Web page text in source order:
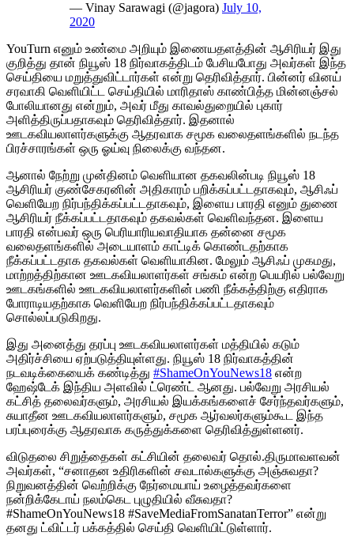
— Vinay Sarawagi (@jagora) July 10,
2020
YouTurn எனும் உண்மை அறியும் இணையதளத்தின் ஆசிரியர் இது
குறித்து தான் நியூஸ் 18 நிர்வாகத்திடம் பேசியபோது அவர்கள் இந்த
செய்தியை மறுத்துவிட்டார்கள் என்று தெரிவித்தார். பின்னர் வினய்
சரவாகி வெளியிட்ட செய்தியில் மாரிதாஸ் காண்பித்த மின்னஞ்சல்
போலியானது என்றும், அவர் மீது காவல்துறையில் புகார்
அளித்திருப்பதாகவும் தெரிவித்தார். இதனால்
ஊடகவியலாளர்களுக்கு ஆதரவாக சமூக வலைதளங்களில் நடந்த
பிரச்சாரங்கள் ஒரு ஓய்வு நிலைக்கு வந்தன.
ஆனால் நேற்று முன்தினம் வெளியான தகவலின்படி நியூஸ் 18
ஆசிரியர் குண்சேகரனின் அதிகாரம் பறிக்கப்பட்டதாகவும், ஆசிஃப்
வெளியேற நிர்பந்திக்கப்பட்டதாகவும், இளைய பாரதி எனும் துணை
ஆசிரியர் நீக்கப்பட்டதாகவும் தகவல்கள் வெளிவந்தன. இளைய
பாரதி என்பவர் ஒரு பெரியாரியவாதியாக தன்னை சமூக
வலைதளங்களில் அடையாளம் காட்டிக் கொண்டதற்காக
நீக்கப்பட்டதாக தகவல்கள் வெளியாகின. மேலும் ஆசிஃப் முகமது,
மாற்றத்திற்கான ஊடகவியலாளர்கள் சங்கம் என்ற பெயரில் பல்வேறு
ஊடகங்களில் ஊடகவியலாளர்களின் பணி நீக்கத்திற்கு எதிராக
போராடியதற்காக வெளியேற நிர்பந்திக்கப்பட்டதாகவும்
சொல்லப்படுகிறது.
இது அனைத்து தரப்பு ஊடகவியலாளர்கள் மத்தியில் கடும்
அதிர்ச்சியை ஏற்படுத்தியுள்ளது. நியூஸ் 18 நிர்வாகத்தின்
நடவடிக்கையைக் கண்டித்து #ShameOnYouNews18 என்ற
ஹேஷ்டேக் இந்திய அளவில் ட்ரெண்ட் ஆனது. பல்வேறு அரசியல்
கட்சித் தலைவர்களும், அரசியல் இயக்கங்களைச் சேர்ந்தவர்களும்,
சுயாதீன ஊடகவியலாளர்களும், சமூக ஆர்வலர்களும்கூட இந்த
பரப்புரைக்கு ஆதரவாக கருத்துக்களை தெரிவித்துள்ளனர்.
விடுதலை சிறுத்தைகள் கட்சியின் தலைவர் தொல்.திருமாவளவன்
அவர்கள், “சனாதன உதிரிகளின் சவடால்களுக்கு அஞ்சுவதா?
நிறுவனத்தின் வெற்றிக்கு நேர்மையாய் உழைத்தவர்களை
நன்றிக்கேடாய் நலம்கெட புழுதியில் வீசுவதா?
#ShameOnYouNews18 #SaveMediaFromSanatanTerror” என்று
தனது ட்விட்டர் பக்கத்தில் செய்தி வெளியிட்டுள்ளார்.